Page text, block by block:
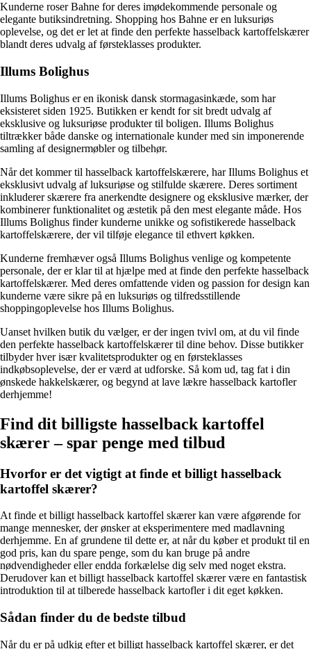
Kunderne roser Bahne for deres imødekommende personale og
elegante butiksindretning. Shopping hos Bahne er en luksuriøs
oplevelse, og det er let at finde den perfekte hasselback kartoffelskærer
blandt deres udvalg af førsteklasses produkter.
Illums Bolighus
Illums Bolighus er en ikonisk dansk stormagasinkæde, som har
eksisteret siden 1925. Butikken er kendt for sit bredt udvalg af
eksklusive og luksuriøse produkter til boligen. Illums Bolighus
tiltrækker både danske og internationale kunder med sin imponerende
samling af designermøbler og tilbehør.
Når det kommer til hasselback kartoffelskærere, har Illums Bolighus et
eksklusivt udvalg af luksuriøse og stilfulde skærere. Deres sortiment
inkluderer skærere fra anerkendte designere og eksklusive mærker, der
kombinerer funktionalitet og æstetik på den mest elegante måde. Hos
Illums Bolighus finder kunderne unikke og sofistikerede hasselback
kartoffelskærere, der vil tilføje elegance til ethvert køkken.
Kunderne fremhæver også Illums Bolighus venlige og kompetente
personale, der er klar til at hjælpe med at finde den perfekte hasselback
kartoffelskærer. Med deres omfattende viden og passion for design kan
kunderne være sikre på en luksuriøs og tilfredsstillende
shoppingoplevelse hos Illums Bolighus.
Uanset hvilken butik du vælger, er der ingen tvivl om, at du vil finde
den perfekte hasselback kartoffelskærer til dine behov. Disse butikker
tilbyder hver især kvalitetsprodukter og en førsteklasses
indkøbsoplevelse, der er værd at udforske. Så kom ud, tag fat i din
ønskede hakkelskærer, og begynd at lave lækre hasselback kartofler
derhjemme!
Find dit billigste hasselback kartoffel
skærer – spar penge med tilbud
Hvorfor er det vigtigt at finde et billigt hasselback
kartoffel skærer?
At finde et billigt hasselback kartoffel skærer kan være afgørende for
mange mennesker, der ønsker at eksperimentere med madlavning
derhjemme. En af grundene til dette er, at når du køber et produkt til en
god pris, kan du spare penge, som du kan bruge på andre
nødvendigheder eller endda forkælelse dig selv med noget ekstra.
Derudover kan et billigt hasselback kartoffel skærer være en fantastisk
introduktion til at tilberede hasselback kartofler i dit eget køkken.
Sådan finder du de bedste tilbud
Når du er på udkig efter et billigt hasselback kartoffel skærer, er det